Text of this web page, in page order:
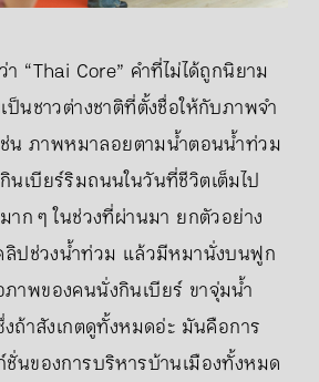
“Thai Core” คำที่ไม่ได้ถูกนิยาม
นชาวต่างชาติที่ตั้งชื่อให้กับภาพจำ
ช่น ภาพหมาลอยตามน้ำตอนน้ำท่วม
เบียร์ริมถนนในวันที่ชีวิตเต็มไป
ก ๆ ในช่วงที่ผ่านมา ยกตัวอย่าง
ลิปช่วงน้ำท่วม แล้วมีหมานั่งบนฟูก
าพของคนนั่งกินเบียร์ ขาจุ่มน้ำ
ถ้าสังเกตดูทั้งหมดอ่ะ มันคือการ
นของการบริหารบ้านเมืองทั้งหมด